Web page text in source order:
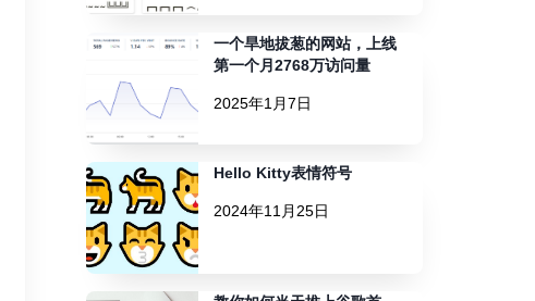
一个旱地拔葱的网站，上线
第一个月2768万访问量
2025年1月7日
Hello Kitty表情符号
2024年11月25日